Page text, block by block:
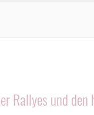
Rallyes und